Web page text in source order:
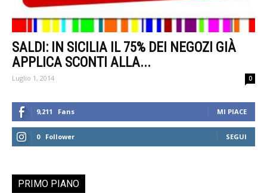
SALDI: IN SICILIA IL 75% DEI NEGOZI GIÀ
APPLICA SCONTI ALLA...
Luglio 1, 2014 0
9,211 Fans MI PIACE
0 Follower SEGUI
PRIMO PIANO